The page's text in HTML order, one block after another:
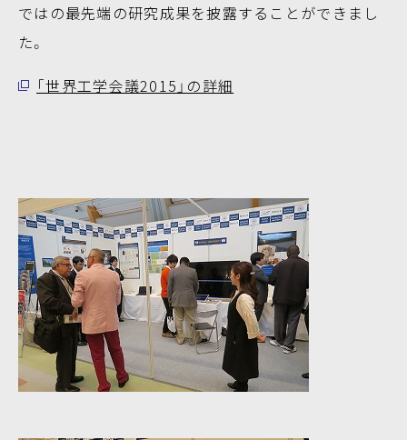
ではの最先端の研究成果を披露することができまし
た。
「世界工学会議2015」の詳細